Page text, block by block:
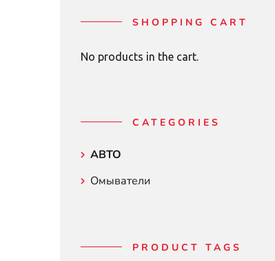
SHOPPING CART
No products in the cart.
CATEGORIES
АВТО
Омыватели
PRODUCT TAGS